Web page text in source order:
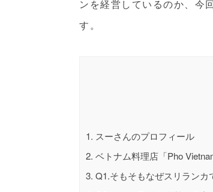
ンを経営しているのか、今
す。
1. スーさんのプロフィール
2. ベトナム料理店「Pho
3. Q1.そもそもなぜスリラン